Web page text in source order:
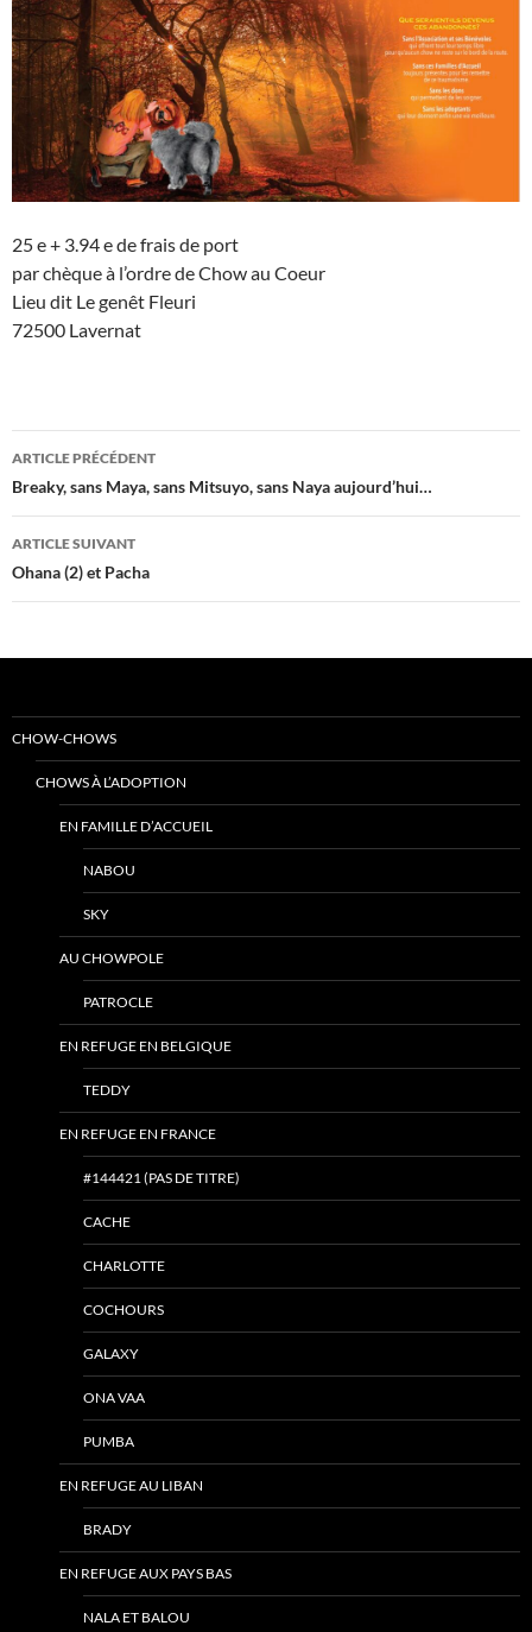
25 e + 3.94 e de frais de port
par chèque à l’ordre de Chow au Coeur
Lieu dit Le genêt Fleuri
72500 Lavernat
Navigation
des
articles
ARTICLE PRÉCÉDENT
Breaky, sans Maya, sans Mitsuyo, sans Naya aujourd’hui…
ARTICLE SUIVANT
Ohana (2) et Pacha
CHOW-CHOWS
CHOWS À L’ADOPTION
EN FAMILLE D’ACCUEIL
NABOU
SKY
AU CHOWPOLE
PATROCLE
EN REFUGE EN BELGIQUE
TEDDY
EN REFUGE EN FRANCE
#144421 (PAS DE TITRE)
CACHE
CHARLOTTE
COCHOURS
GALAXY
ONA VAA
PUMBA
EN REFUGE AU LIBAN
BRADY
EN REFUGE AUX PAYS BAS
NALA ET BALOU